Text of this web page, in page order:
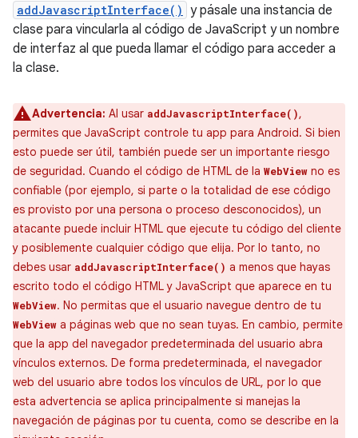
addJavascriptInterface() y pásale una instancia de
clase para vincularla al código de JavaScript y un nombre
de interfaz al que pueda llamar el código para acceder a
la clase.
Advertencia: Al usar addJavascriptInterface(),
permites que JavaScript controle tu app para Android. Si bien
esto puede ser útil, también puede ser un importante riesgo
de seguridad. Cuando el código de HTML de la WebView no es
confiable (por ejemplo, si parte o la totalidad de ese código
es provisto por una persona o proceso desconocidos), un
atacante puede incluir HTML que ejecute tu código del cliente
y posiblemente cualquier código que elija. Por lo tanto, no
debes usar addJavascriptInterface() a menos que hayas
escrito todo el código HTML y JavaScript que aparece en tu
WebView. No permitas que el usuario navegue dentro de tu
WebView a páginas web que no sean tuyas. En cambio, permite
que la app del navegador predeterminada del usuario abra
vínculos externos. De forma predeterminada, el navegador
web del usuario abre todos los vínculos de URL, por lo que
esta advertencia se aplica principalmente si manejas la
navegación de páginas por tu cuenta, como se describe en la